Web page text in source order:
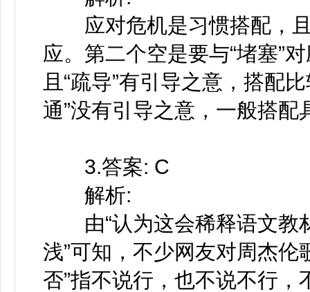
应对危机是习惯搭配，且
应。第二个空是要与“堵塞”
且“疏导”有引导之意，搭配
通”没有引导之意，一般搭
3.答案: C
解析:
由“认为这会稀释语文教
浅”可知，不少网友对周杰伦
否”指不说行，也不说不行，